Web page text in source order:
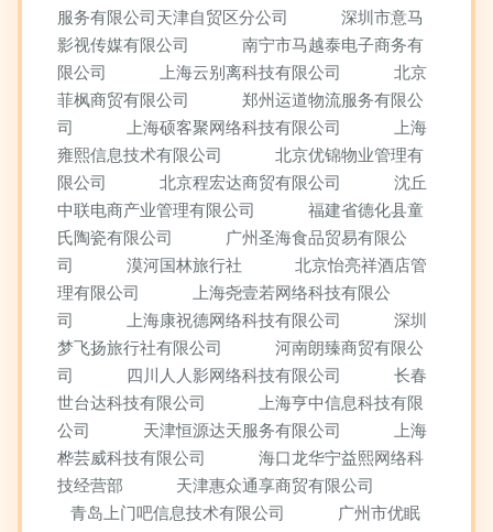
服务有限公司天津自贸区分公司
深圳市意马
影视传媒有限公司
南宁市马越泰电子商务有
限公司
上海云别离科技有限公司
北京
菲枫商贸有限公司
郑州运道物流服务有限公
司
上海硕客聚网络科技有限公司
上海
雍熙信息技术有限公司
北京优锦物业管理有
限公司
北京程宏达商贸有限公司
沈丘
中联电商产业管理有限公司
福建省德化县童
氏陶瓷有限公司
广州圣海食品贸易有限公
司
漠河国林旅行社
北京怡亮祥酒店管
理有限公司
上海尧壹若网络科技有限公
司
上海康祝德网络科技有限公司
深圳
梦飞扬旅行社有限公司
河南朗臻商贸有限公
司
四川人人影网络科技有限公司
长春
世台达科技有限公司
上海亨中信息科技有限
公司
天津恒源达天服务有限公司
上海
桦芸威科技有限公司
海口龙华宁益熙网络科
技经营部
天津惠众通享商贸有限公司
青岛上门吧信息技术有限公司
广州市优眠